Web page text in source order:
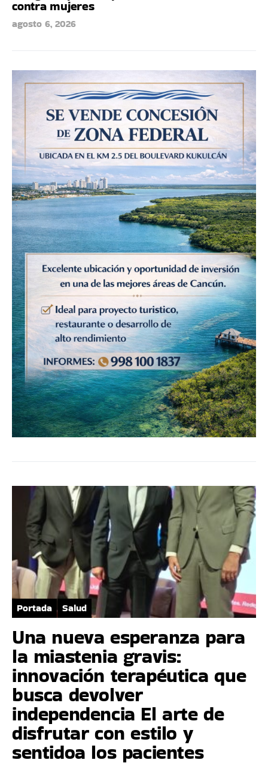
contra mujeres
agosto 6, 2026
Portada Salud
Una nueva esperanza para
la miastenia gravis:
innovación terapéutica que
busca devolver
independencia El arte de
disfrutar con estilo y
sentidoa los pacientes